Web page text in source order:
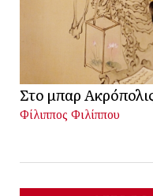
Στο μπαρ
Φίλιππος Φιλίππου